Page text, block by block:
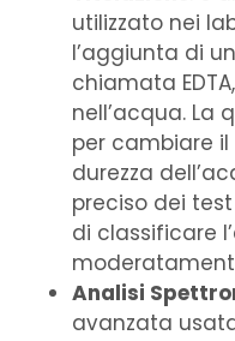
utilizzato nei
l’aggiunta di
chiamata
nell’acqua. La
per cambiare
durezza
preciso dei
di classificare
Analisi
avanzata